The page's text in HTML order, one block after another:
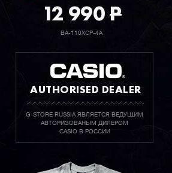
12 990P
BA-110XCP-4A
AUTHORISED DEALER
G-STORE RUSSIA ЯВЛЯЕТСЯ ВЕДУЩИМ
АВТОРИЗОВАНЫМ ДИЛЕРОМ
CASIO В РОССИИ